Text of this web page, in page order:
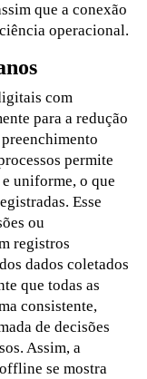
que a conexão
operacional.
com
para a redução
permite
uniforme, o que
Esse
ou
registros
dados coletados
que todas as
consistente,
de decisões
Assim, a
se mostra